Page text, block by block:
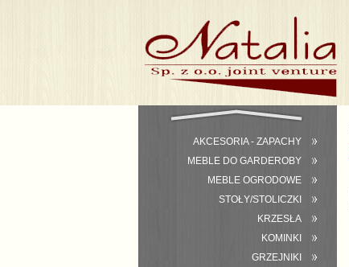
AKCESORIA - ZAPACHY
MEBLE DO GARDEROBY
MEBLE OGRODOWE
STOŁY/STOLICZKI
KRZESŁA
KOMINKI
GRZEJNIKI